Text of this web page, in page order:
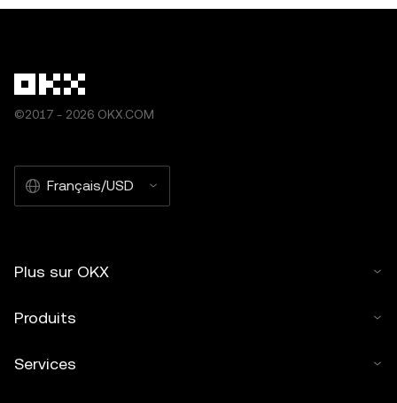
©2017 - 2026 OKX.COM
Français/USD
Plus sur OKX
Produits
Services